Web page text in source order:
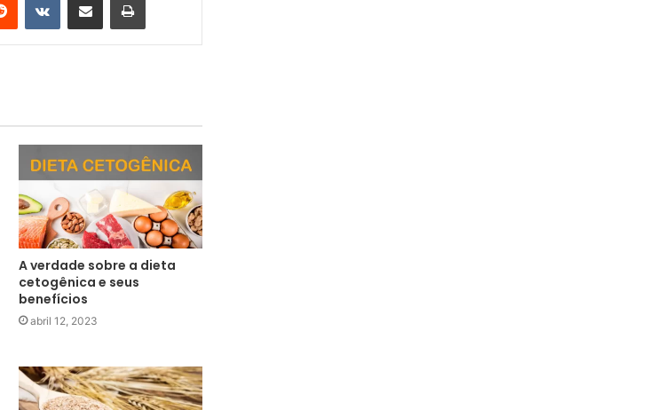
A verdade sobre a dieta
cetogênica e seus
benefícios
abril 12, 2023